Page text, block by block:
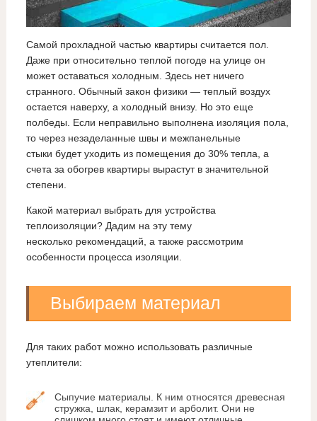
Самой прохладной частью квартиры считается пол.
Даже при относительно теплой погоде на улице он
может оставаться холодным. Здесь нет ничего
странного. Обычный закон физики — теплый воздух
остается наверху, а холодный внизу. Но это еще
полбеды. Если неправильно выполнена изоляция пола,
то через незаделанные швы и межпанельные
стыки будет уходить из помещения до 30% тепла, а
счета за обогрев квартиры вырастут в значительной
степени.
Какой материал выбрать для устройства
теплоизоляции? Дадим на эту тему
несколько рекомендаций, а также рассмотрим
особенности процесса изоляции.
Выбираем материал
Для таких работ можно использовать различные
утеплители:
Сыпучие материалы. К ним относятся древесная
стружка, шлак, керамзит и арболит. Они не